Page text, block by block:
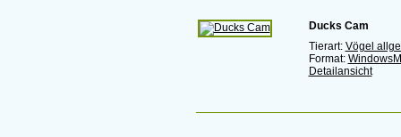
Ducks Cam
Tierart: Vögel
Format:
Detailansicht